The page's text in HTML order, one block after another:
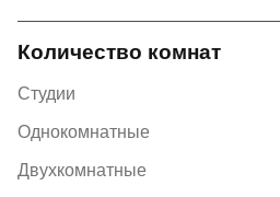
Количество комнат
Студии
Однокомнатные
Двухкомнатные